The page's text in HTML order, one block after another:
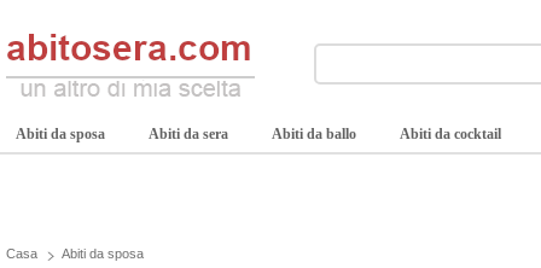
Abiti da sposa Abiti da sera Abiti da ballo Abiti da cocktail
Casa Abiti da sposa